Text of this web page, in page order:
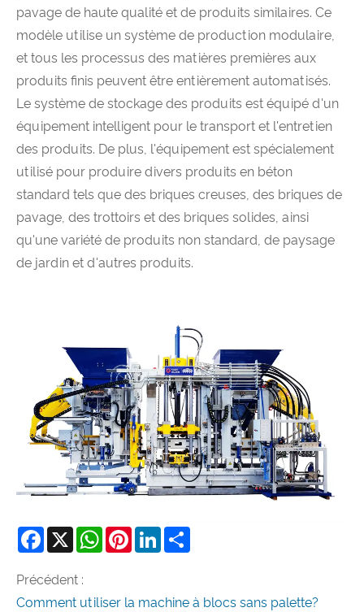
pavage de haute qualité et de produits similaires. Ce
modèle utilise un système de production modulaire,
et tous les processus des matières premières aux
produits finis peuvent être entièrement automatisés.
Le système de stockage des produits est équipé d'un
équipement intelligent pour le transport et l'entretien
des produits. De plus, l'équipement est spécialement
utilisé pour produire divers produits en béton
standard tels que des briques creuses, des briques de
pavage, des trottoirs et des briques solides, ainsi
qu'une variété de produits non standard, de paysage
de jardin et d'autres produits.
Facebook
X WhatsAppPinterestLinkedIn
Précédent :
Comment utiliser la machine à blocs sans palette?